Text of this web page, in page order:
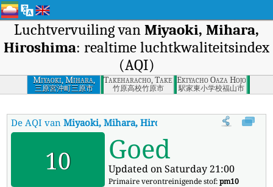
Luchtvervuiling van Miyaoki, Mihara,
Hiroshima: realtime luchtkwaliteitsindex
(AQI)
Miyaoki, Mihara,
Hiroshima
三原宮沖町三原市
Takeharacho, Takehara, Hiroshima
竹原高校竹原市
Ekiyacho Oaza Hojoji,
駅家東小学校福山市
De AQI vanMiyaoki, Mihara, Hiroshima De realtime
10 Goed
Updated on Saturday 21:00
Primaire verontreinigende stof:pm10